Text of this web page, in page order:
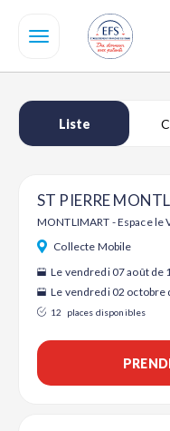
contenu
Liste
ST PIERRE
MONTLIMART - Espace le
Collecte Mobile
Le vendredi 07 août de
Le vendredi 02 octobre
12 places disponibles